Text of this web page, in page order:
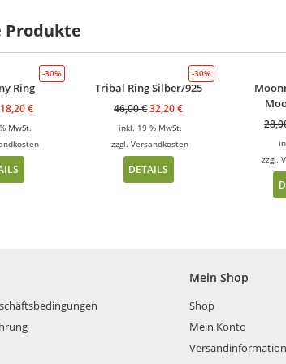
Produkte
-30%
Ring
18,20€
MwSt.
-30%
Tribal Ring Silber/925
46,00€32,20€
inkl. 19 % MwSt.
zzgl.Versandkosten
DETAILS
zzgl.
Mein Shop
Shop
Mein Konto